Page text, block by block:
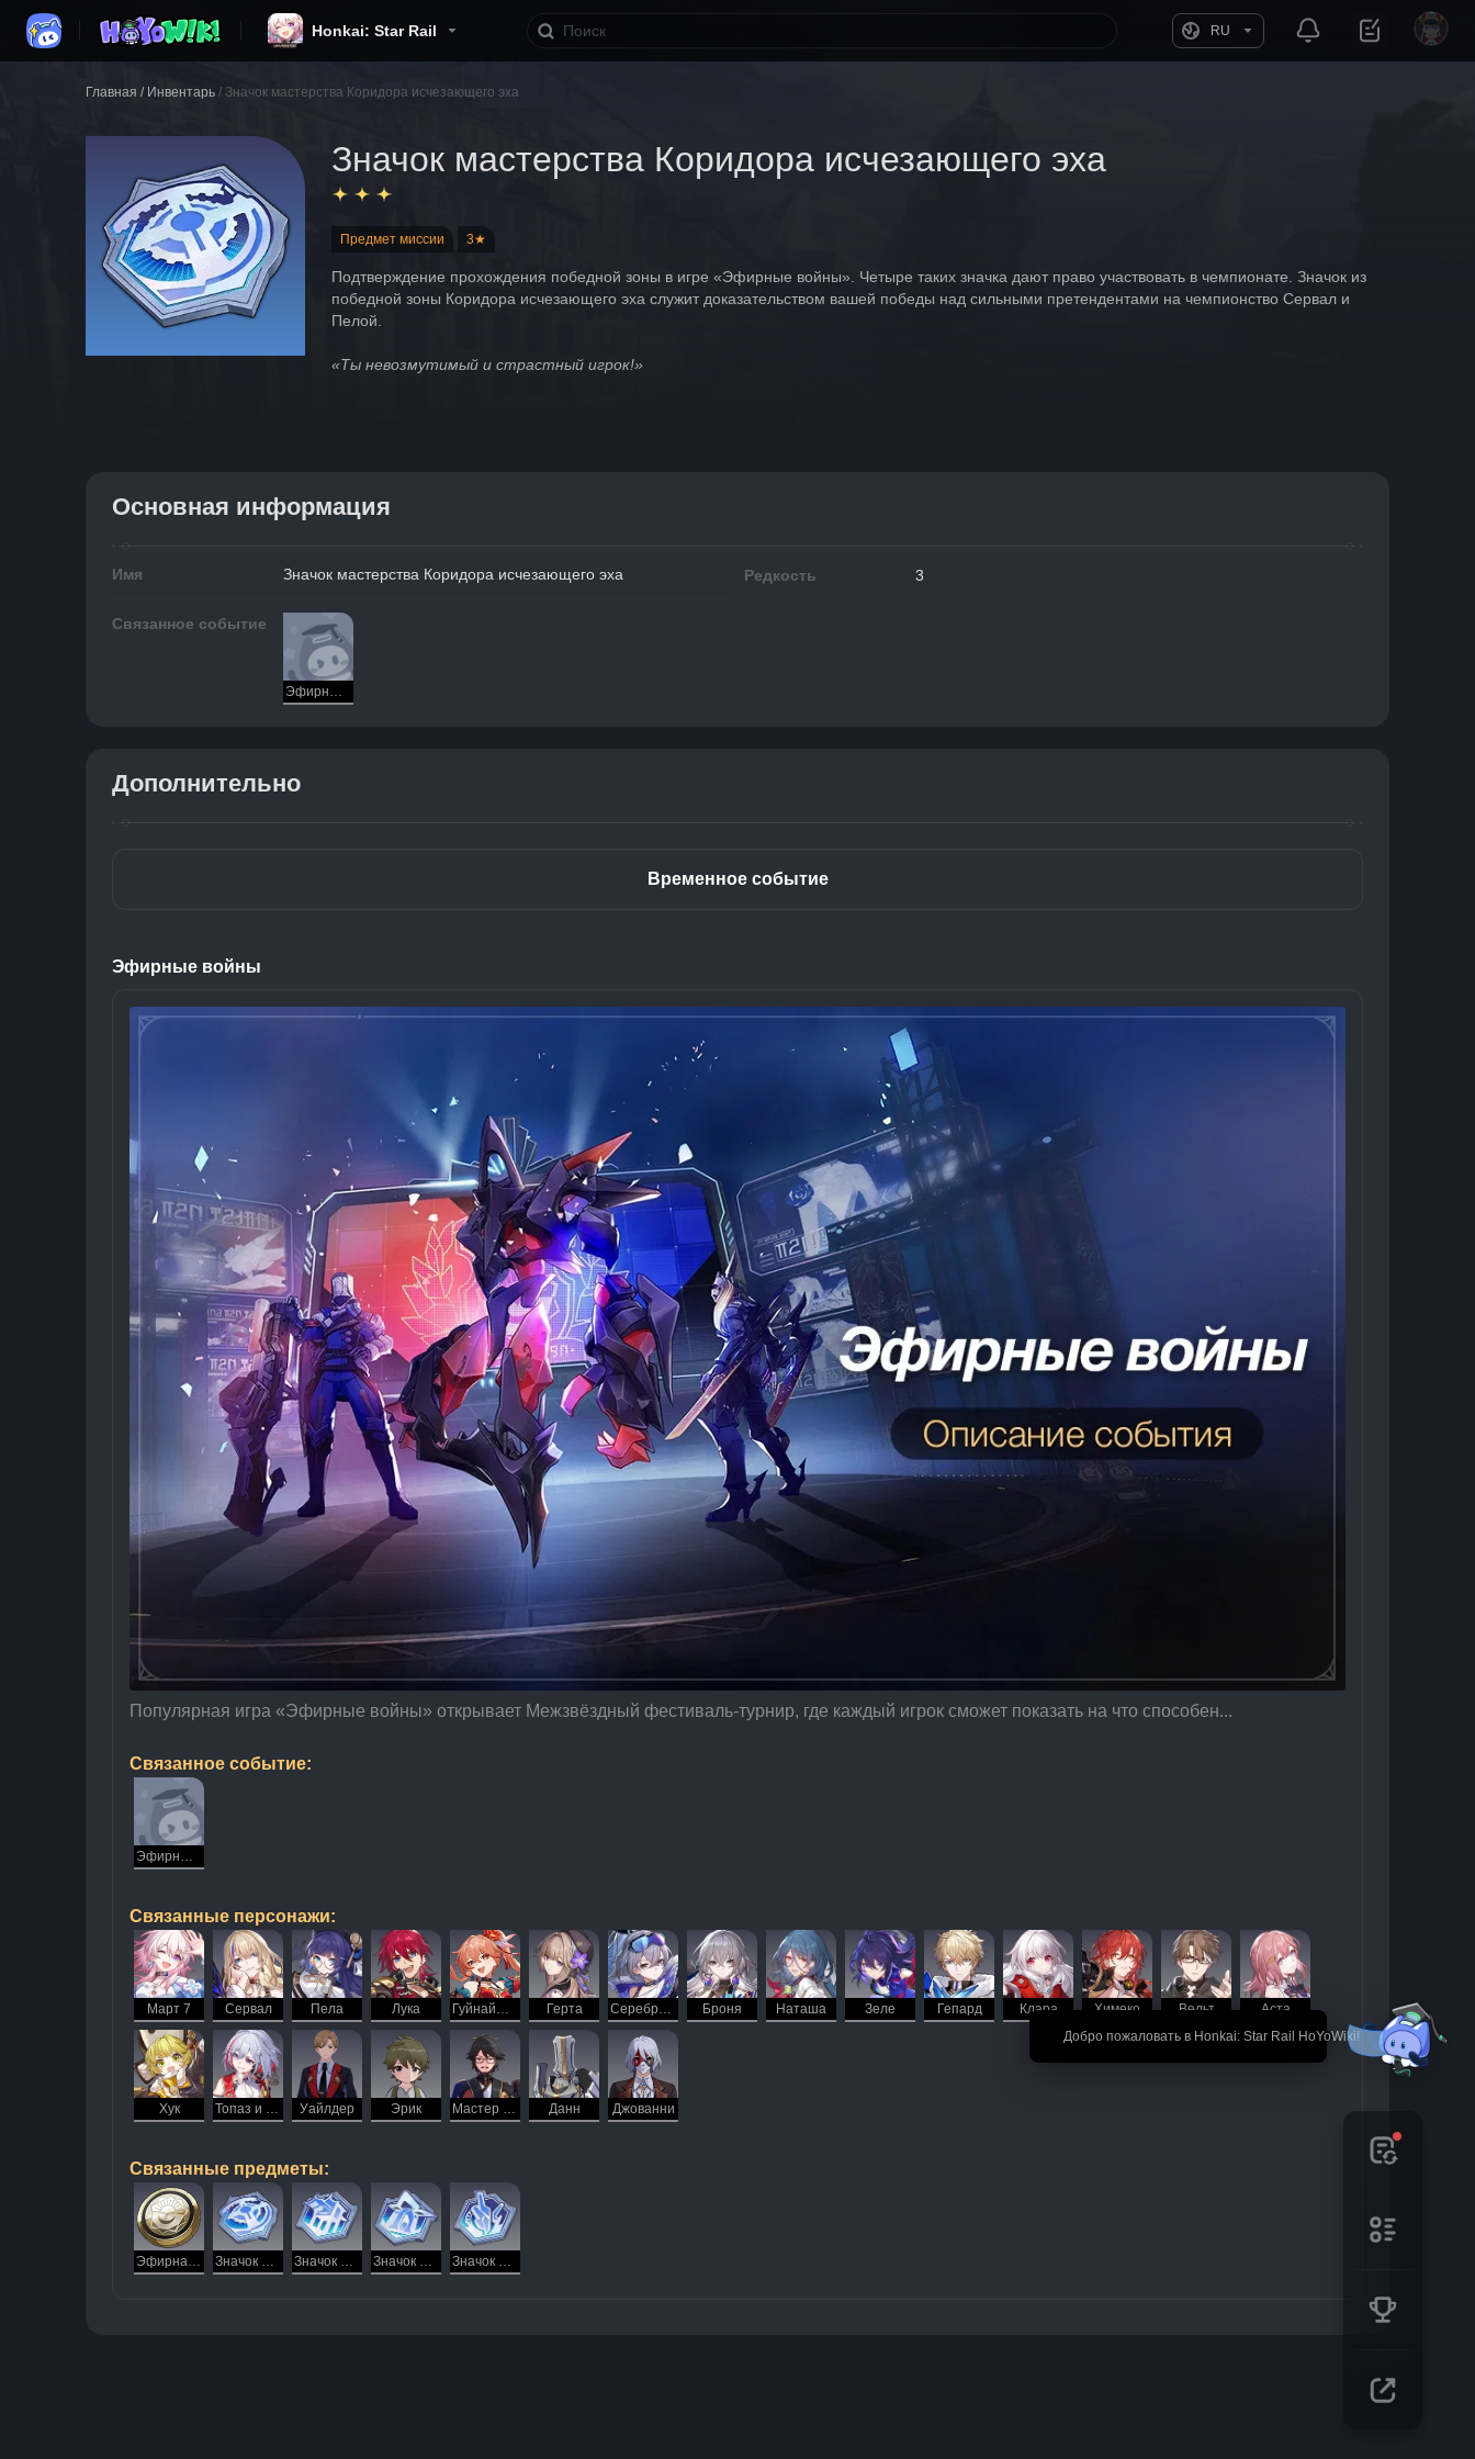
Honkai: Star Rail RU
🎉 Добро пожаловать в Honkai: Star Rail HoYoWiki!
Главная / Инвентарь / Значок мастерства Коридора исчезающего эха
Значок мастерства Коридора исчезающего эха
Предмет миссии 3★
Подтверждение прохождения победной зоны в игре «Эфирные войны». Четыре таких значка дают право участвовать в чемпионате. Значок из
победной зоны Коридора исчезающего эха служит доказательством вашей победы над сильными претендентами на чемпионство Сервал и
Пелой.
«Ты невозмутимый и страстный игрок!»
Основная информация
Имя Значок мастерства Коридора исчезающего эха Редкость 3
Связанное событие
Эфирные войны
Дополнительно
Временное событие
Эфирные войны
Популярная игра «Эфирные войны» открывает Межзвёздный фестиваль-турнир, где каждый игрок сможет показать на что способен...
Связанное событие:
Эфирные войны
Связанные персонажи:
Март 7 Сервал Пела Лука Гуйнайфэнь Герта Серебряный Волк Броня Наташа Зеле Гепард Клара Химеко Вельт Аста
Хук Топаз и Счетовод Уайлдер Эрик Мастер Гуншу Данн Джованни
Связанные предметы:
Эфирная монета Значок мастерства Коридора исчезающего эха Значок мастерства Облачной переправы Значок мастерства космической станции «Герта» Значок мастерства Большой шахты